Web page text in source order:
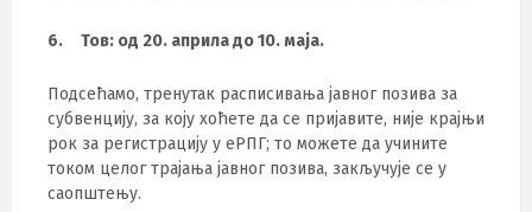
6. Тов: од 20. априла до 10. маја.
Подсећамо, тренутак расписивања јавног позива за
субвенцију, за коју хоћете да се пријавите, није крајњи
рок за регистрацију у еРПГ; то можете да учините
током целог трајања јавног позива, закључује се у
саопштењу.